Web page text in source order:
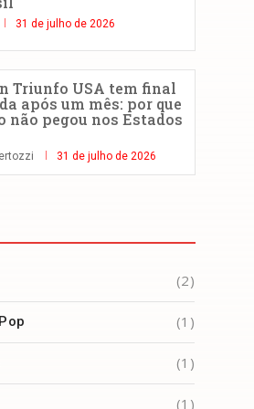
31 de julho de 2026
Triunfo USA tem final
após um mês: por que
não pegou nos Estados
31 de julho de 2026
(2)
(1)
(1)
(1)